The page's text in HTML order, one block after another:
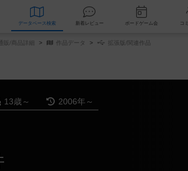
データベース 検索 新着レビュー ボードゲー
販/商品詳細 作品データ 拡張版/関連作品
13歳～ 2006年～